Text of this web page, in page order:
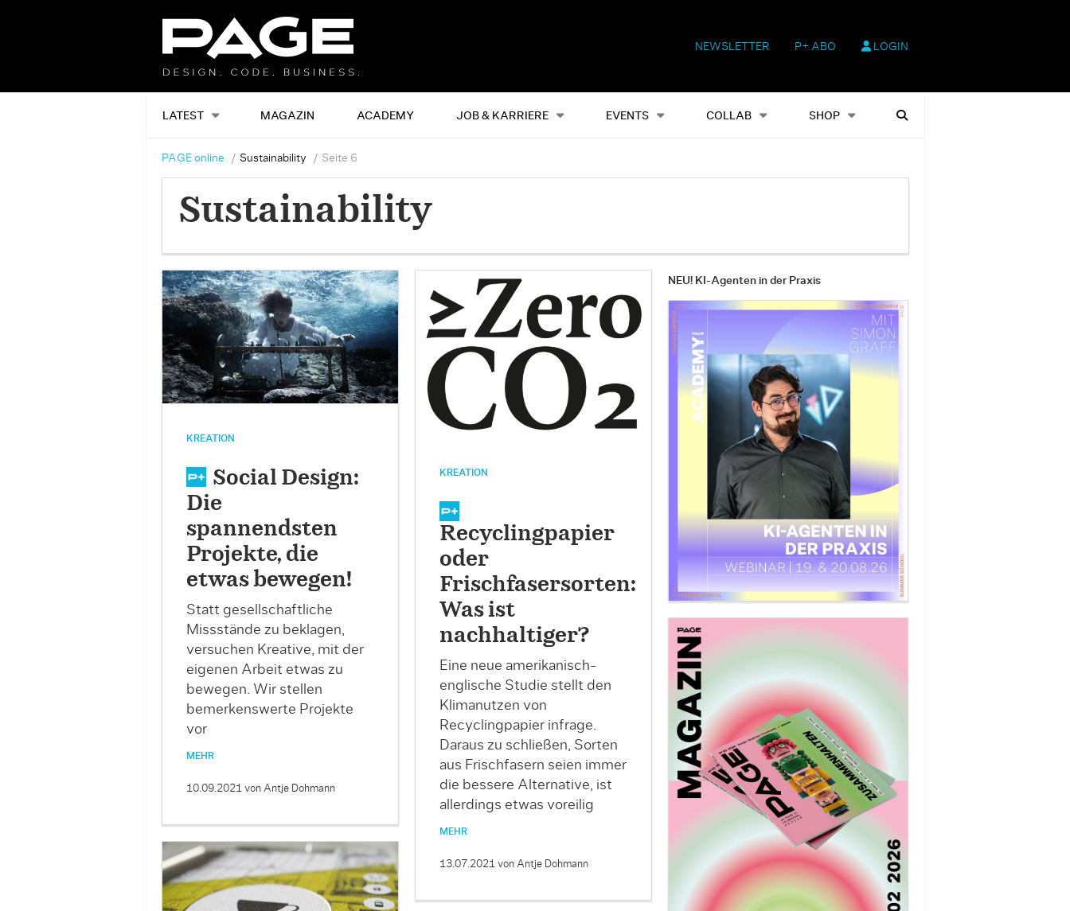
NEWSLETTER P+ ABO LOGIN
LATEST MAGAZIN ACADEMY JOB & KARRIERE EVENTS COLLAB SHOP
Alles Events Shop Heftausgaben Suchen
PAGE online Sustainability Seite 6
Sustainability
KREATION
Social Design:
Die
spannendsten
Projekte, die
etwas bewegen!
Statt gesellschaftliche
Missstände zu beklagen,
versuchen Kreative, mit der
eigenen Arbeit etwas zu
bewegen. Wir stellen
bemerkenswerte Projekte
vor
MEHR
10.09.2021 von Antje Dohmann
KREATION
Recyclingpapier
oder
Frischfasersorten:
Was ist
nachhaltiger?
Eine neue amerikanisch-
englische Studie stellt den
Klimanutzen von
Recyclingpapier infrage.
Daraus zu schließen, Sorten
aus Frischfasern seien immer
die bessere Alternative, ist
allerdings etwas voreilig
MEHR
13.07.2021 von Antje Dohmann
NEU! KI-Agenten in der Praxis